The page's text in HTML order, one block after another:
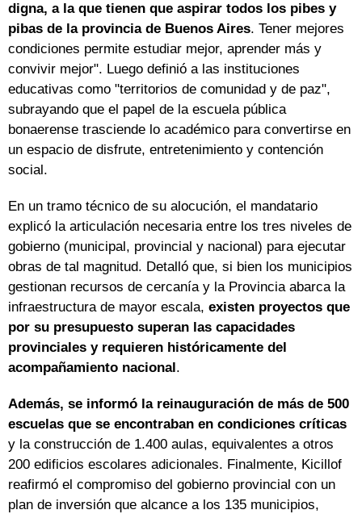
digna, a la que tienen que aspirar todos los pibes y
pibas de la provincia de Buenos Aires. Tener mejores
condiciones permite estudiar mejor, aprender más y
convivir mejor". Luego definió a las instituciones
educativas como "territorios de comunidad y de paz",
subrayando que el papel de la escuela pública
bonaerense trasciende lo académico para convertirse en
un espacio de disfrute, entretenimiento y contención
social.
En un tramo técnico de su alocución, el mandatario
explicó la articulación necesaria entre los tres niveles de
gobierno (municipal, provincial y nacional) para ejecutar
obras de tal magnitud. Detalló que, si bien los municipios
gestionan recursos de cercanía y la Provincia abarca la
infraestructura de mayor escala, existen proyectos que
por su presupuesto superan las capacidades
provinciales y requieren históricamente del
acompañamiento nacional.
Además, se informó la reinauguración de más de 500
escuelas que se encontraban en condiciones críticas
y la construcción de 1.400 aulas, equivalentes a otros
200 edificios escolares adicionales. Finalmente, Kicillof
reafirmó el compromiso del gobierno provincial con un
plan de inversión que alcance a los 135 municipios,